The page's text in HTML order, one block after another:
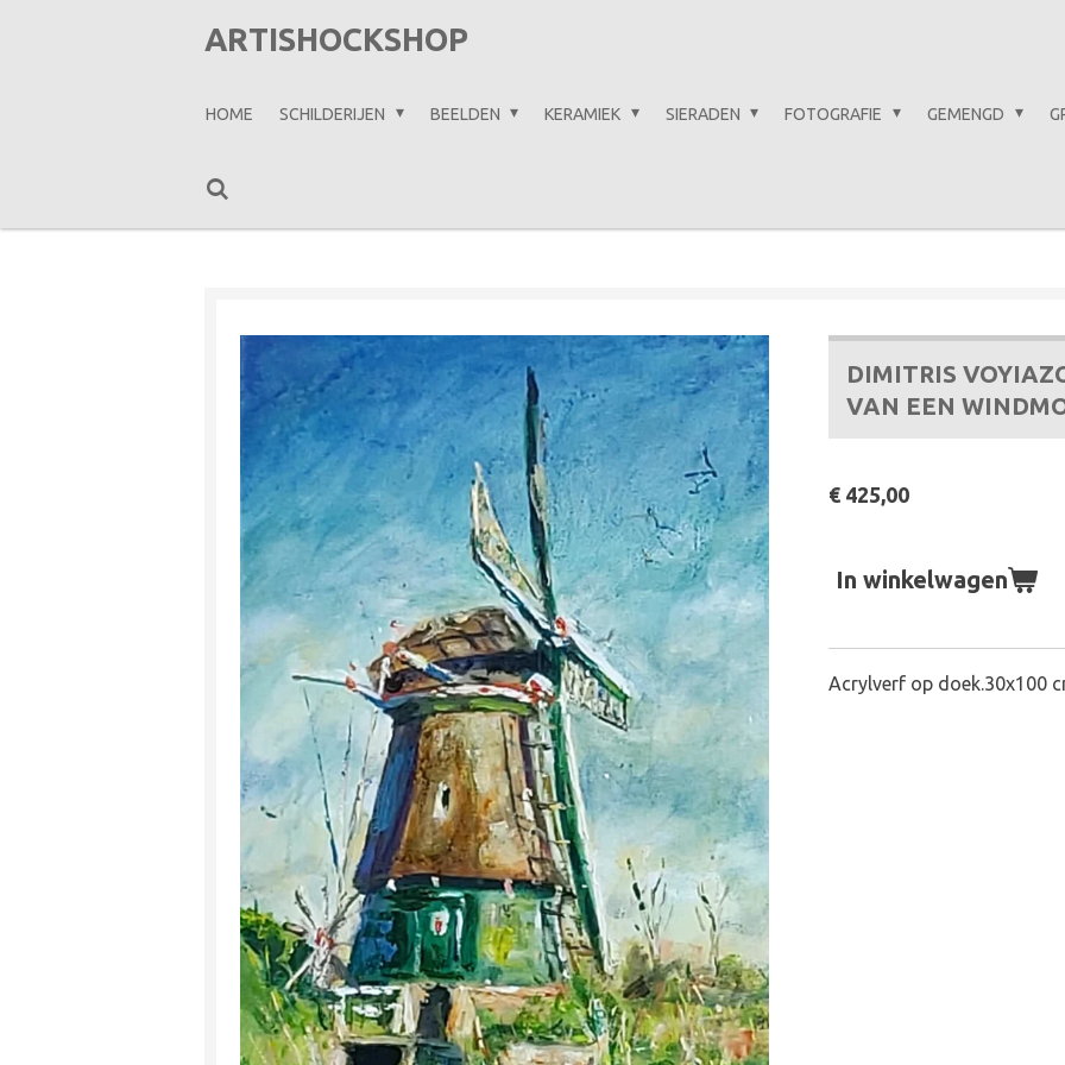
ARTISHOCKSHOP
HOME SCHILDERIJEN BEELDEN KERAMIEK SIERADEN FOTOGRAFIE GEMENGD
DIMITRIS
VAN EEN
€ 425,00
In winkelwagen
Acrylverf op doek.30x100